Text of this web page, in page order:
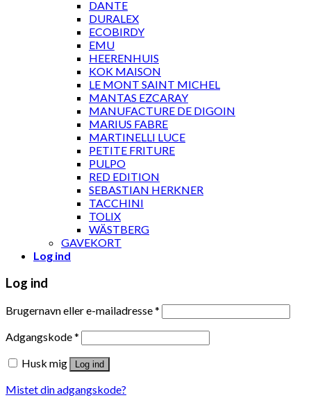
DANTE
DURALEX
ECOBIRDY
EMU
HEERENHUIS
KOK MAISON
LE MONT SAINT MICHEL
MANTAS EZCARAY
MANUFACTURE DE DIGOIN
MARIUS FABRE
MARTINELLI LUCE
PETITE FRITURE
PULPO
RED EDITION
SEBASTIAN HERKNER
TACCHINI
TOLIX
WÄSTBERG
GAVEKORT
Log ind
Log ind
Brugernavn eller e-mailadresse*
Adgangskode*
Husk mig
Log ind
Mistet din adgangskode?